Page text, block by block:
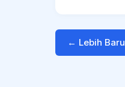
← Lebih Baru